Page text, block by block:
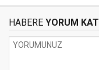
HABERE YORUM KAT